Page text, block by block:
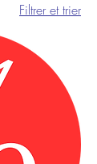
Filtrer et trier